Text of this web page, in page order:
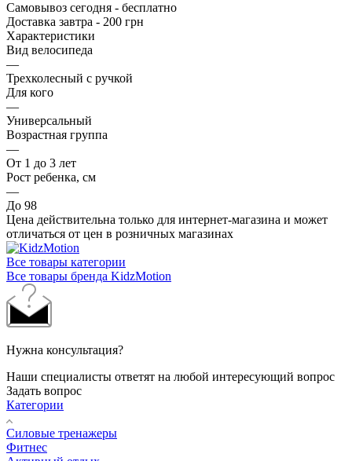
Самовывоз сегодня - бесплатно
Доставка завтра - 200 грн
Характеристики
Вид велосипеда
—
Трехколесный с ручкой
Для кого
—
Универсальный
Возрастная группа
—
От 1 до 3 лет
Рост ребенка, см
—
До 98
Цена действительна только для интернет-магазина и может
отличаться от цен в розничных магазинах
Все товары категории
Все товары бренда KidzMotion
Нужна консультация?
Наши специалисты ответят на любой интересующий вопрос
Задать вопрос
Категории
Силовые тренажеры
Фитнес